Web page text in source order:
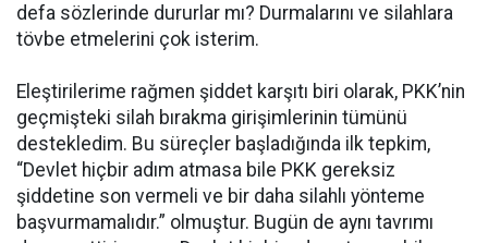
defa sözlerinde dururlar mı? Durmalarını ve silahlara
tövbe etmelerini çok isterim.
Eleştirilerime rağmen şiddet karşıtı biri olarak, PKK’nin
geçmişteki silah bırakma girişimlerinin tümünü
destekledim. Bu süreçler başladığında ilk tepkim,
“Devlet hiçbir adım atmasa bile PKK gereksiz
şiddetine son vermeli ve bir daha silahlı yönteme
başvurmamalıdır.” olmuştur. Bugün de aynı tavrımı